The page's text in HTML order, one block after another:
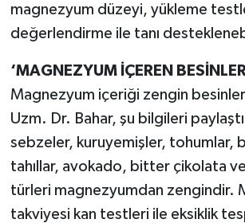
magnezyum düzeyi, yükleme
değerlendirme ile tanı
‘MAGNEZYUM İÇEREN
Magnezyum içeriği zengin
Uzm. Dr. Bahar, şu bilgileri
sebzeler, kuruyemişler, tohumlar,
tahıllar, avokado, bitter çikolata ve
türleri magnezyumdan zengindir.
takviyesi kan testleri ile eksiklik